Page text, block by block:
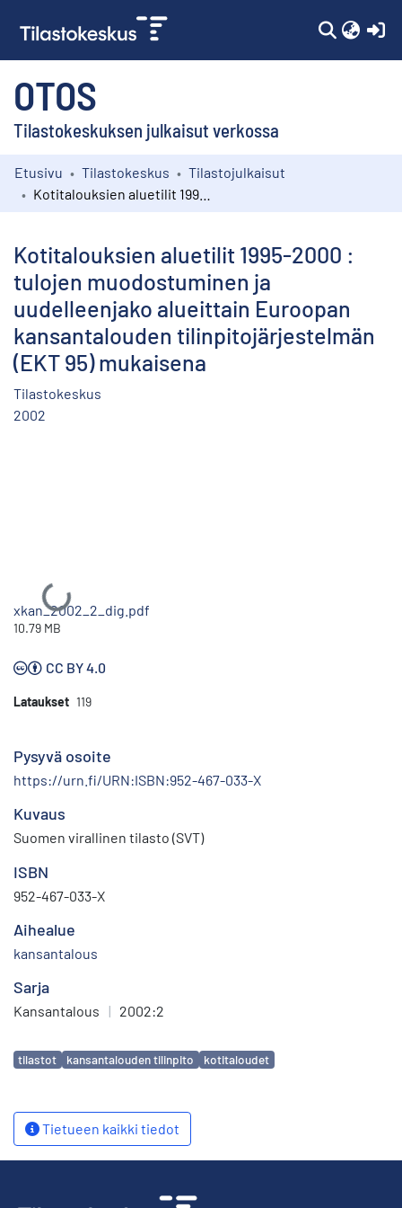
OTOS
Tilastokeskuksen julkaisut verkossa
Kokoelmat
Etusivu Tilastokeskus
Tilastojulkaisut
Kotitalouksien aluetilit 1995-2000 :
tulojen muodostuminen ja
uudelleenjako alueittain Euroopan
kansantalouden tilinpitojärjestelmän
(EKT 95) mukaisena
Tilastokeskus
2002
Ladataan...
xkan_2002_2_dig.pdf
10.79 MB
CC BY 4.0
Lataukset 119
Pysyvä osoite
https://urn.fi/URN:ISBN:952-467-033-X
Kuvaus
Suomen virallinen tilasto (SVT)
ISBN
952-467-033-X
Aihealue
kansantalous
Sarja
Kansantalous | 2002:2
Avainsanat
tilastot kansantalouden tilinpito kotitaloudet
Tietueen kaikki tiedot